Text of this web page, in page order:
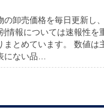
の卸売価格を毎日更新し
情報については速報性を
まとめています。 数値は
にない品…